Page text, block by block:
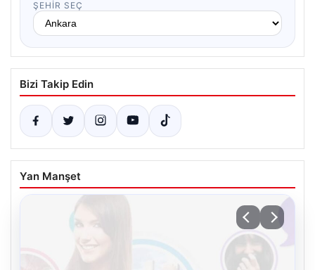
ŞEHIR SEÇ
Bizi Takip Edin
Yan Manşet